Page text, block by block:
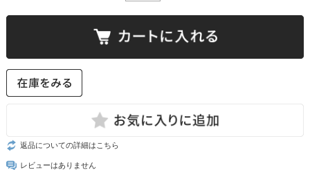
返品についての詳細はこちら
レビューはありません